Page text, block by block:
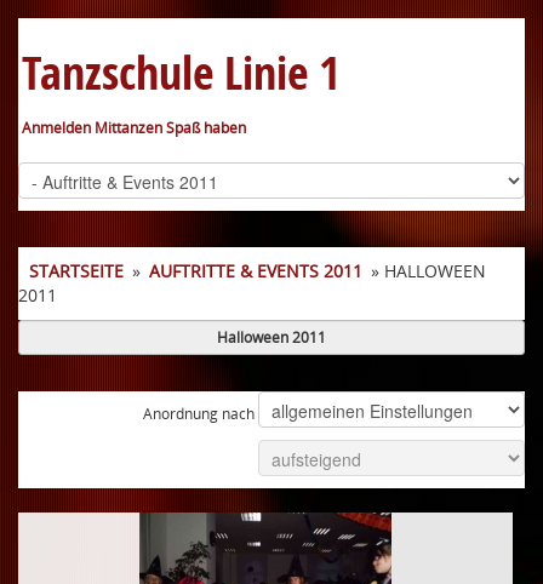
Tanzschule Linie 1
Anmelden Mittanzen Spaß haben
STARTSEITE » AUFTRITTE & EVENTS 2011 » HALLOWEEN
2011
Halloween 2011
Anordnung nach